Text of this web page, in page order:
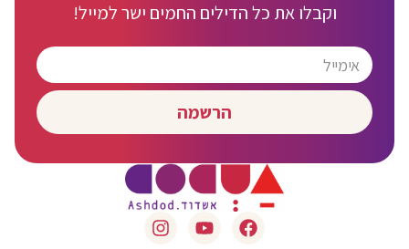
וקבלו את כל הדילים החמים ישר למייל!
הרשמה